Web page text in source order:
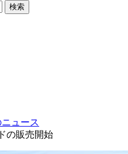
ュース
の販売開始